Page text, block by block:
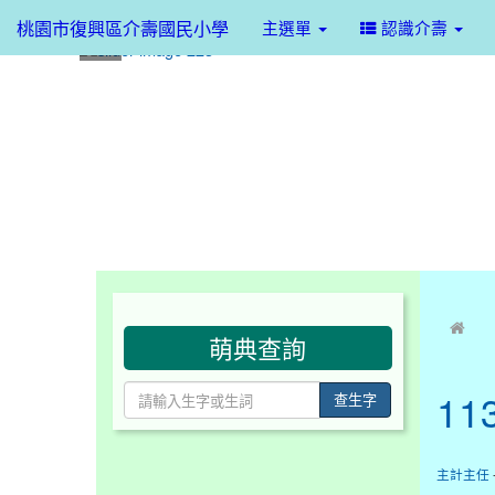
桃園市復興區介壽國民小學 主選單 認識介壽
主計主任
萌典查詢
查生字